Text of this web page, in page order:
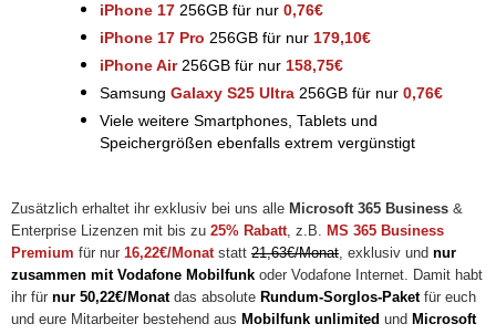
iPhone 17 256GB für nur 0,76€
iPhone 17 Pro 256GB für nur 179,10€
iPhone Air 256GB für nur 158,75€
Samsung Galaxy S25 Ultra 256GB für nur 0,76€
Viele weitere Smartphones, Tablets und
Speichergrößen ebenfalls extrem vergünstigt
Zusätzlich erhaltet ihr exklusiv bei uns alle Microsoft 365 Business &
Enterprise Lizenzen mit bis zu 25% Rabatt, z.B. MS 365 Business
Premium für nur 16,22€/Monatstatt 21,63€/Monat, exklusiv und nur
zusammen mit Vodafone Mobilfunk oder Vodafone Internet. Damit habt
ihr für nur 50,22€/Monatdas absolute Rundum-Sorglos-Paketfür euch
und eure Mitarbeiter bestehend aus Mobilfunk unlimited und Microsoft